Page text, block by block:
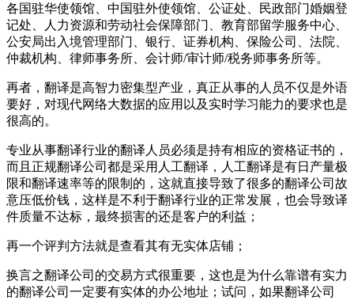
各国驻华使领馆、中国驻外使领馆、公证处、民政部门婚姻登
记处、人力资源和劳动社会保障部门、教育部留学服务中心、
公安局出入境管理部门、银行、证券机构、保险公司、法院、
仲裁机构、律师事务所、会计师/审计师/税务师事务所等。
再者，翻译是高智力密集型产业，真正从事的人员不仅是外语
要好，对现代网络大数据的应用以及实时学习能力的要求也是
很高的。
专业从事翻译行业的翻译人员必须是持有相应的资格证书的，
而且正规翻译公司都是采用人工翻译，人工翻译是有日产量极
限和翻译速率等的限制的，这就直接导致了很多的翻译公司故
意压低价钱，这样是不利于翻译行业的正常发展，也会导致译
件质量不达标，最终损害的还是客户的利益；
再一个评判方法就是查看其有无实体店铺；
换言之翻译公司的交易方式很重要，这也是为什么靠谱有实力
的翻译公司一定要有实体的办公地址；试问，如果翻译公司